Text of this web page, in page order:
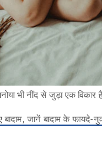
भी नींद से जुड़ा एक विकार है
बादाम, जानें बादाम के